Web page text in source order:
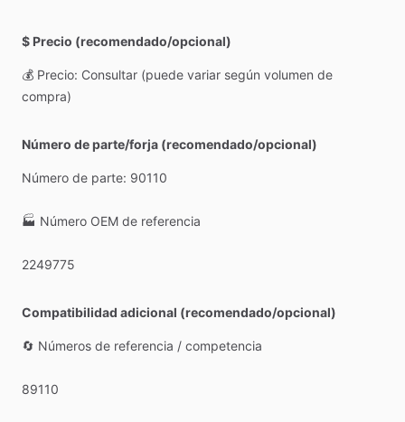
$ Precio (recomendado/opcional)
💰 Precio: Consultar (puede variar según volumen de
compra)
Número de parte/forja (recomendado/opcional)
Número de parte: 90110
🏭 Número OEM de referencia
2249775
Compatibilidad adicional (recomendado/opcional)
🔄 Números de referencia ​/​ competencia
89110